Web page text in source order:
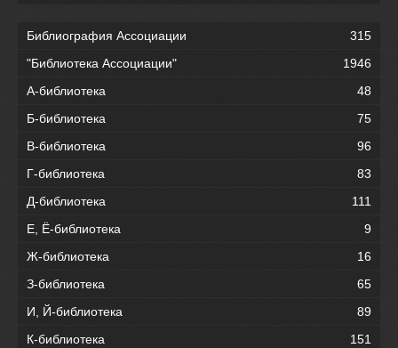
Библиография Ассоциации
315
"Библиотека Ассоциации"
1946
А-библиотека
48
Б-библиотека
75
В-библиотека
96
Г-библиотека
83
Д-библиотека
111
Е, Ё-библиотека
9
Ж-библиотека
16
З-библиотека
65
И, Й-библиотека
89
К-библиотека
151